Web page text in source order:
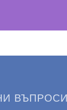
ВЪПРОСИ